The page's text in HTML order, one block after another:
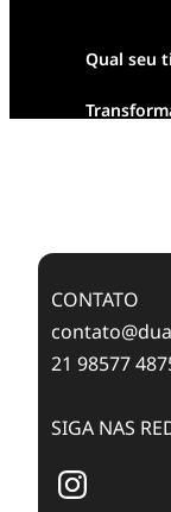
Qual seu
CONTATO
21 98577
SIGA NAS